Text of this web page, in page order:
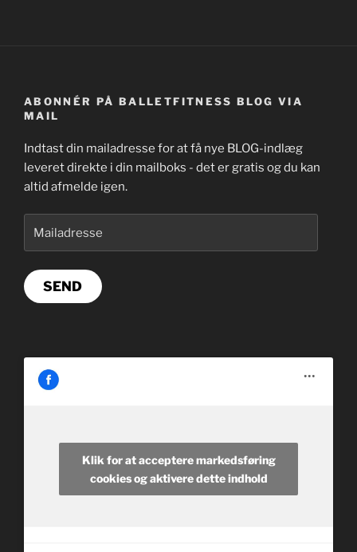
ABONNÉR PÅ BALLETFITNESS BLOG VIA
MAIL
Indtast din mailadresse for at få nye BLOG-indlæg
leveret direkte i din mailboks - det er gratis og du kan
altid afmelde igen.
SEND
Klik for at acceptere markedsføring
cookies og aktivere dette indhold